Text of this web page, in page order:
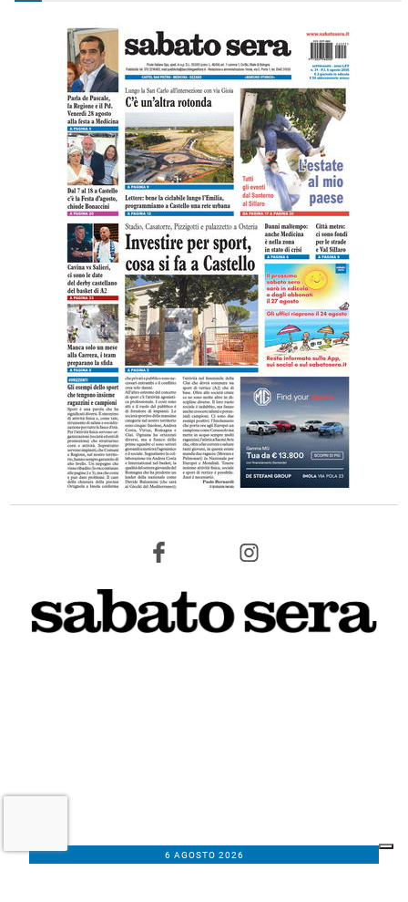
6 AGOSTO 2026